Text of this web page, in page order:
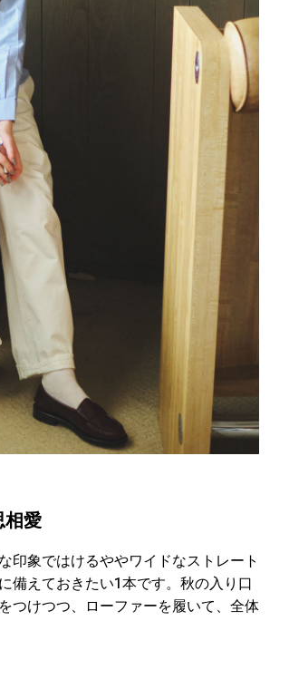
相愛
印象ではけるややワイドなストレート
備えておきたい1本です。秋の入り口
つけつつ、ローファーを履いて、全体